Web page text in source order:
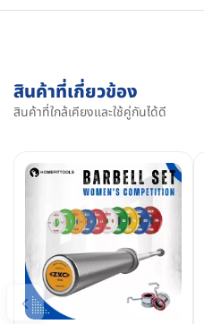
สินค้าที่เกี่ยวข้อง
สินค้าที่ใกล้เคียงและใช้คู่กันได้ดี
‹